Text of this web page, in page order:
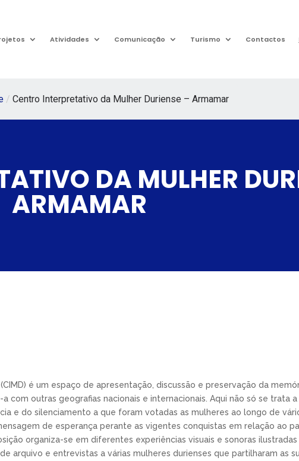
Atividades Comunicação Turismo Contactos
/ Centro Interpretativo da Mulher Duriense – Armamar
DA MULHER
ARMAMAR
é um espaço de apresentação, discussão e preservação da
com outras geografias nacionais e internacionais. Aqui não só se trata a
e do silenciamento a que foram votadas as mulheres ao longo de
de esperança perante as vigentes conquistas em relação ao
organiza-se em diferentes experiências visuais e sonoras
arquivo e entrevistas a várias mulheres durienses que partilharam as